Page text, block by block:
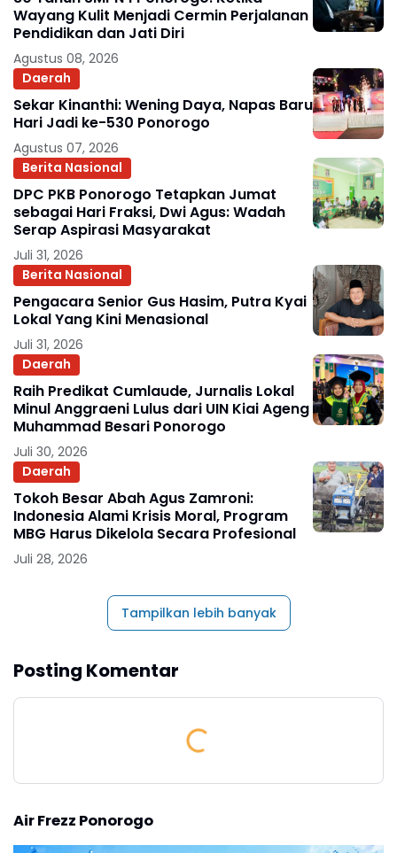
Wayang Kulit Menjadi Cermin Perjalanan
Pendidikan dan Jati Diri
Agustus 08, 2026
Daerah
Sekar Kinanthi: Wening Daya, Napas Baru
Hari Jadi ke-530 Ponorogo
Agustus 07, 2026
Berita Nasional
DPC PKB Ponorogo Tetapkan Jumat
sebagai Hari Fraksi, Dwi Agus: Wadah
Serap Aspirasi Masyarakat
Juli 31, 2026
Berita Nasional
Pengacara Senior Gus Hasim, Putra Kyai
Lokal Yang Kini Menasional
Juli 31, 2026
Daerah
Raih Predikat Cumlaude, Jurnalis Lokal
Minul Anggraeni Lulus dari UIN Kiai Ageng
Muhammad Besari Ponorogo
Juli 30, 2026
Daerah
Tokoh Besar Abah Agus Zamroni:
Indonesia Alami Krisis Moral, Program
MBG Harus Dikelola Secara Profesional
Juli 28, 2026
Tampilkan lebih banyak
Posting Komentar
Air Frezz Ponorogo